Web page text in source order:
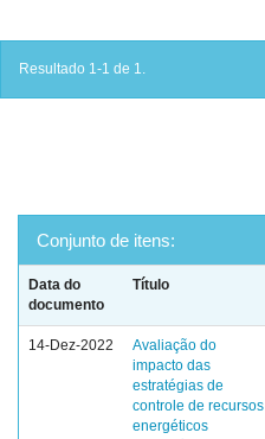
Resultado 1-1 de 1.
Conjunto de itens:
Data do
documento
Título
14-Dez-2022
Avaliação do
impacto das
estratégias de
controle de recursos
energéticos